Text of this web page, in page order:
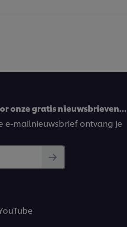
onze gratis nieuwsbrieven…
e-mailnieuwsbrief ontvang je